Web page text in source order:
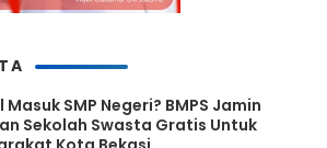
Masuk SMP Negeri? BMPS Jamin
Sekolah Swasta Gratis Untuk